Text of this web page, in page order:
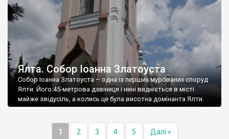
Ялта. Собор Іоанна Златоуста
Собор Іоанна Златоуста – одна із перших мурованих споруд
Ялти. Його 45-метрова дзвіниця і нині видніється в місті
майже звідусіль, а колись це була висотна домінанта Ялти.
1 2 3 4 5 Далі »